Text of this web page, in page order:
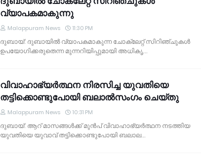
വ്യാപകമാകുന്നു
Malappuram News 11:30 PM
ദുബായ്: ദുബായില്‍ വ്യാപകമാകുന്ന ചോക്ലേറ്റ് സിറിഞ്ചുകള്‍
ഉപയോഗിക്കരുതെന്ന മുന്നറിയിപ്പുമായി അധികൃ…
വിവാഹാഭ്യര്‍ത്ഥന നിരസിച്ച യുവതിയെ
തട്ടിക്കൊണ്ടുപോയി ബലാല്‍സംഗം ചെയ്തു
Malappuram News 10:31 PM
ദുബായ്: ആറ് മാസങ്ങള്‍ക്ക് മുന്‍പ് വിവാഹാഭ്യര്‍ത്ഥന നടത്തിയ
യുവതിയെ യുവാവ് തട്ടിക്കൊണ്ടുപോയി ബലാല…